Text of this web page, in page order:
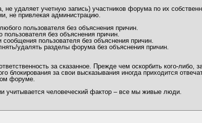
удаляет учетную запись) участников форума по их
не привлекая администрацию.
пользователя без объяснения причин.
без объяснения причин.
пользователя без объяснения причин.
удалять разделы форума без объяснения причин.
за сказанное. Прежде чем оскорбить кого-
блокирования за свои высказывания иногда приходится
форуме.
учитывается человеческий фактор – все мы живые люди.